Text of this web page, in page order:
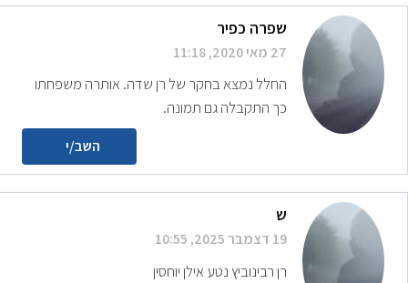
שפרה כפיר
27 מאי 2020, 11:18
החלל נמצא בחקר של רן שדה. אותרה משפחתו
כך התקבלה גם תמונה.
השב/י
ש
19 דצמבר 2025, 10:55
רן רבינוביץ נטע אילן יוחסין